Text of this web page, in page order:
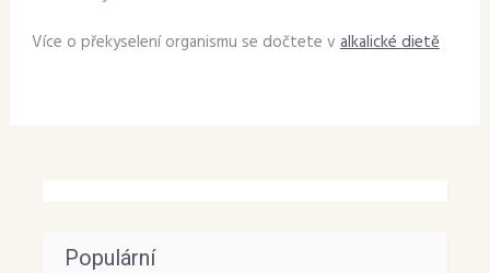
Více o překyselení organismu se dočtete v alkalické dietě
Populární